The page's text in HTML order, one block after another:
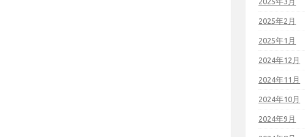
2025年2月
2025年1月
2024年12月
2024年11月
2024年10月
2024年9月